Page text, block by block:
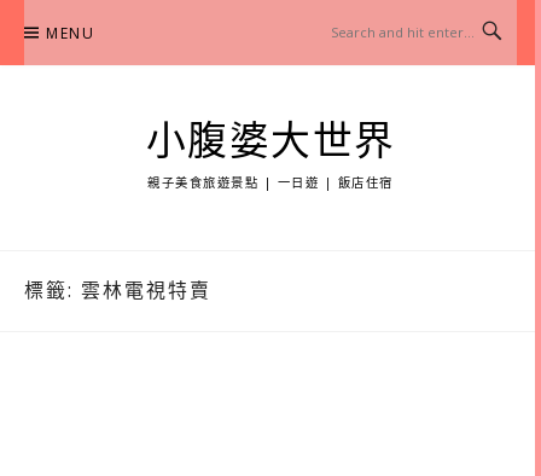
content
MENU
小腹婆大世界
親子美食旅遊景點 | 一日遊 | 飯店住宿
標籤: 雲林電視特賣